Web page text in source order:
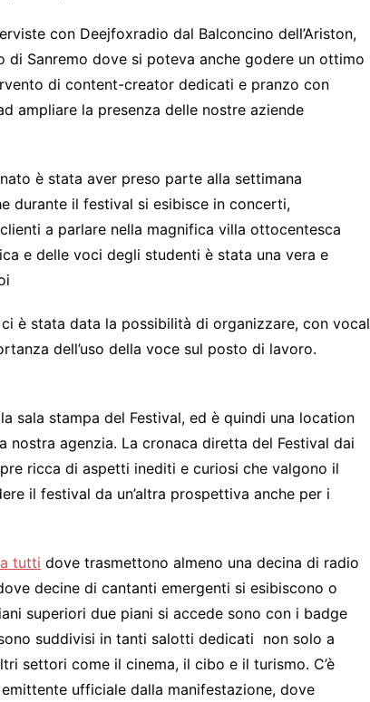
con Deejfoxradio dal Balconcino dell’Ariston,
di Sanremo dove si poteva anche godere un ottimo
di content-creator dedicati e pranzo con
ampliare la presenza delle nostre aziende
è stata aver preso parte alla settimana
durante il festival si esibisce in concerti,
a parlare nella magnifica villa ottocentesca
e delle voci degli studenti è stata una vera e
è stata data la possibilità di organizzare, con vocal
dell’uso della voce sul posto di lavoro.
sala stampa del Festival, ed è quindi una location
nostra agenzia. La cronaca diretta del Festival dai
ricca di aspetti inediti e curiosi che valgono il
il festival da un’altra prospettiva anche per i
clienti
tutti dove trasmettono almeno una decina di radio
decine di cantanti emergenti si esibiscono o
superiori due piani si accede sono con i badge
suddivisi in tanti salotti dedicati non solo a
settori come il cinema, il cibo e il turismo. C’è
ufficiale dalla manifestazione, dove